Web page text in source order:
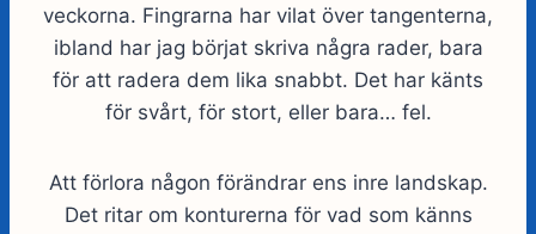
veckorna. Fingrarna har vilat över tangenterna,
ibland har jag börjat skriva några rader, bara
för att radera dem lika snabbt. Det har känts
för svårt, för stort, eller bara… fel.
Att förlora någon förändrar ens inre landskap.
Det ritar om konturerna för vad som känns